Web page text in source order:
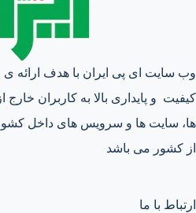
وب سایت ای پی ایران با هدف ارائه ی
کیفیت و پایداری بالا به کاربران
ها، سایت ها و سرویس های داخل کشور
از کشور می باشد
ارتباط با ما